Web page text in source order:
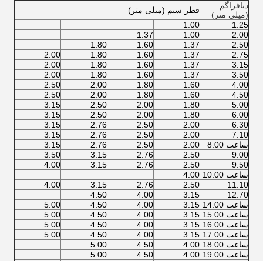
دیافراگم
(میلی متر)
قطر سیم (میلی متر)
1.25
1.00
2.00
1.00
1.37
2.50
1.37
1.60
1.80
2.75
1.37
1.60
1.80
2.00
3.15
1.37
1.60
1.80
2.00
3.50
1.37
1.60
1.80
2.00
4.00
1.60
1.80
2.00
2.50
4.50
1.60
1.80
2.00
2.50
5.00
1.80
2.00
2.50
3.15
6.00
1.80
2.00
2.50
3.15
6.30
2.00
2.50
2.76
3.15
7.10
2.00
2.50
2.76
3.15
ساعت 8.00
2.00
2.50
2.76
3.15
9.00
2.50
2.76
3.15
3.50
9.50
2.50
2.76
3.15
4.00
ساعت 10.00
4.00
11.10
2.50
2.76
3.15
4.00
12.70
3.15
4.00
4.50
ساعت 14.00
3.15
4.00
4.50
5.00
ساعت 15.00
3.15
4.00
4.50
5.00
ساعت 16.00
3.15
4.00
4.50
5.00
ساعت 17.00
3.15
4.00
4.50
5.00
ساعت 18.00
4.00
4.50
5.00
ساعت 19.00
4.00
4.50
5.00